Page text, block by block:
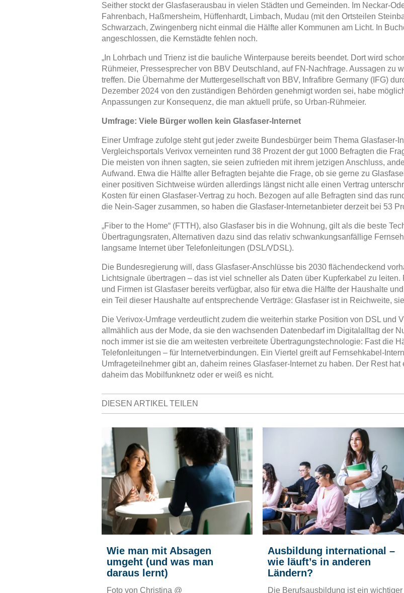
Seither stockt der Glasfaserausbau in vielen Städten und Gemeinden. Im Neckar-
Fahrenbach, Haßmersheim, Hüffenhardt, Limbach, Mudau (mit den Ortsteilen
Schwarzach, Zwingenberg nicht einmal die Hälfte aller Kommunen am Licht. In
angeschlossen, die Kernstädte fehlen noch.
„In Lohrbach und Trienz ist die bauliche Winterpause bereits beendet. Dort wird
Rühmeier, Pressesprecher von BBV Deutschland, auf FN-Nachfrage. Aussagen zu
treffen. Die Übernahme der Muttergesellschaft von BBV, Infrafibre Germany (IFG)
Dezember 2024 von den zuständigen Behörden genehmigt worden sei, habe
Anpassungen zur Konsequenz, die man aktuell prüfe, so Urban-Rühmeier.
Umfrage: Viele Bürger wollen kein Glasfaser-Internet
Einer Umfrage zufolge steht gut jeder zweite Bundesbürger beim Thema Glasfaser-
Vergleichsportals Verivox verneinten rund 38 Prozent der gut 1000 Befragten die
Die meisten von ihnen sagten, sie seien zufrieden mit ihrem jetzigen Anschluss,
Aufwand. Etwa die Hälfte aller Befragten bejahte die Frage, ob sie gerne zu
einer positiven Sichtweise würden allerdings längst nicht alle einen Vertrag
Kosten für einen Glasfaser-Vertrag zu hoch. Bezogen auf alle Befragten sind das
die Nein-Sager zusammen, so haben die Glasfaser-Internetanbieter derzeit bei 53
„Fiber to the Home“ (FTTH), also Glasfaser bis in die Wohnung, gilt als die beste
Übertragungsraten, Alternativen dazu sind das relativ schwankungsanfällige
langsame Internet über Telefonleitungen (DSL/VDSL).
Die Bundesregierung will, dass Glasfaser-Anschlüsse bis 2030 flächendeckend
Lichtsignale übertragen – das ist viel schneller als Daten über Kupferkabel zu
und Firmen ist Glasfaser bereits verfügbar, also für etwa die Hälfte der Haushalte
ein Teil dieser Haushalte auf entsprechende Verträge: Glasfaser ist in Reichweite,
Die Verivox-Umfrage verdeutlicht zudem die weiterhin starke Position von DSL und
allmählich aus der Mode, da sie den wachsenden Datenbedarf im Digitalalltag der
noch immer ist sie die am weitesten verbreitete Übertragungstechnologie: Fast die
Telefonleitungen – für Internetverbindungen. Ein Viertel greift auf Fernsehkabel-
Umfrageteilnehmer gibt an, daheim reines Glasfaser-Internet zu haben. Der Rest
daheim das Mobilfunknetz oder er weiß es nicht.
DIESEN ARTIKEL TEILEN
Wie man mit Absagen
umgeht (und was man
daraus lernt)
Foto von Christina @
Ausbildung international –
wie läuft’s in anderen
Ländern?
Die Berufsausbildung ist ein wichtiger